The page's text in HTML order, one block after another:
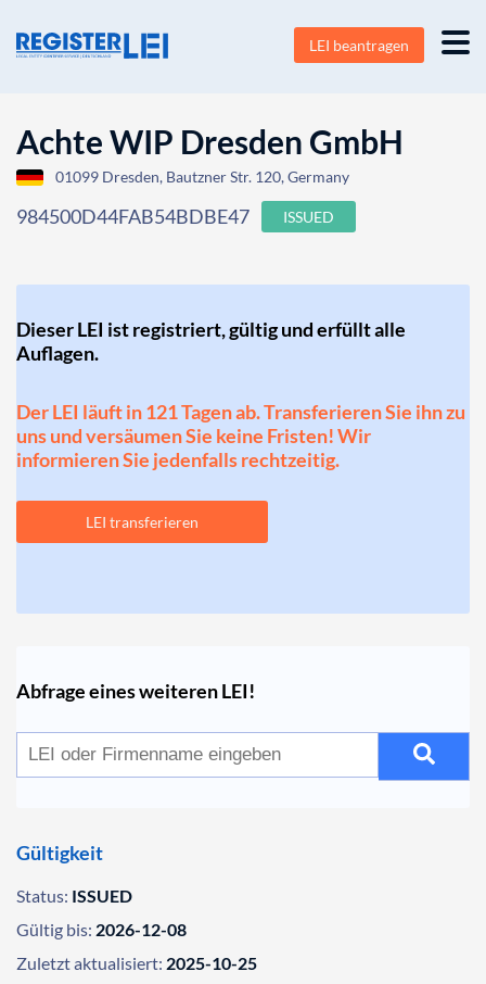
LEI beantragen
Achte WIP Dresden GmbH
01099 Dresden, Bautzner Str. 120, Germany
984500D44FAB54BDBE47 ISSUED
Dieser LEI ist registriert, gültig und erfüllt alle
Auflagen.
Der LEI läuft in 121 Tagen ab. Transferieren Sie ihn zu
uns und versäumen Sie keine Fristen! Wir
informieren Sie jedenfalls rechtzeitig.
LEI transferieren
Abfrage eines weiteren LEI!
Gültigkeit
Status: ISSUED
Gültig bis: 2026-12-08
Zuletzt aktualisiert: 2025-10-25